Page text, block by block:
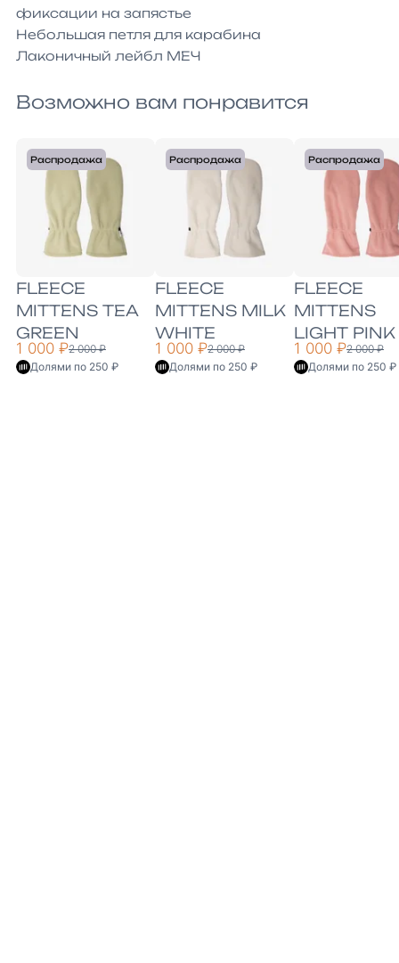
фиксации на запястье
Небольшая петля для карабина
Лаконичный лейбл МЕЧ
Возможно вам понравится
Распродажа
FLEECE
MITTENS TEA
GREEN
1 000 ₽2 000 ₽
Долями по 250 ₽
Распродажа
FLEECE
MITTENS MILK
WHITE
1 000 ₽2 000 ₽
Долями по 250 ₽
Распродажа
FLEECE
MITTENS
LIGHT PINK
1 000 ₽2 000 ₽
Долями по 250 ₽